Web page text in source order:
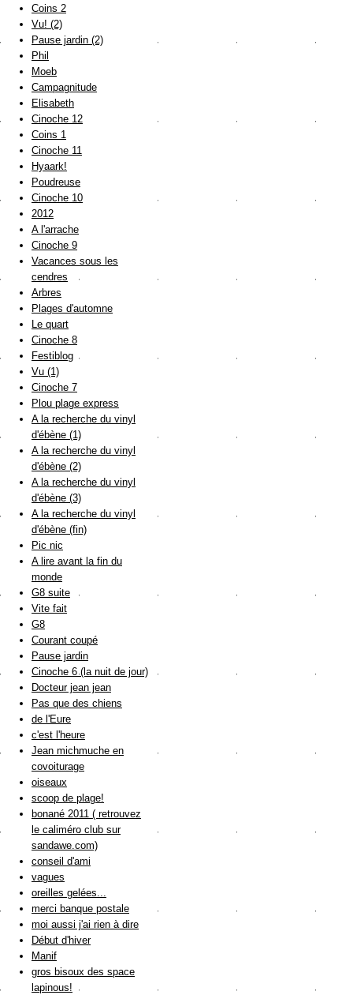
Coins 2
Vu! (2)
Pause jardin (2)
Phil
Moeb
Campagnitude
Elisabeth
Cinoche 12
Coins 1
Cinoche 11
Hyaark!
Poudreuse
Cinoche 10
2012
A l'arrache
Cinoche 9
Vacances sous les
cendres
Arbres
Plages d'automne
Le quart
Cinoche 8
Festiblog
Vu (1)
Cinoche 7
Plou plage express
A la recherche du vinyl
d'ébène (1)
A la recherche du vinyl
d'ébène (2)
A la recherche du vinyl
d'ébène (3)
A la recherche du vinyl
d'ébène (fin)
Pic nic
A lire avant la fin du
monde
G8 suite
Vite fait
G8
Courant coupé
Pause jardin
Cinoche 6 (la nuit de jour)
Docteur jean jean
Pas que des chiens
de l'Eure
c'est l'heure
Jean michmuche en
covoiturage
oiseaux
scoop de plage!
bonané 2011 ( retrouvez
le caliméro club sur
sandawe.com)
conseil d'ami
vagues
oreilles gelées...
merci banque postale
moi aussi j'ai rien à dire
Début d'hiver
Manif
gros bisoux des space
lapinous!